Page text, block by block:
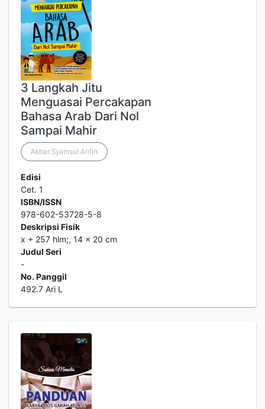
3 Langkah Jitu
Menguasai Percakapan
Bahasa Arab Dari Nol
Sampai Mahir
Akbar Syamsul Arifin
Edisi
Cet. 1
ISBN/ISSN
978-602-53728-5-8
Deskripsi Fisik
x + 257 hlm;, 14 x 20 cm
Judul Seri
-
No. Panggil
492.7 Ari L